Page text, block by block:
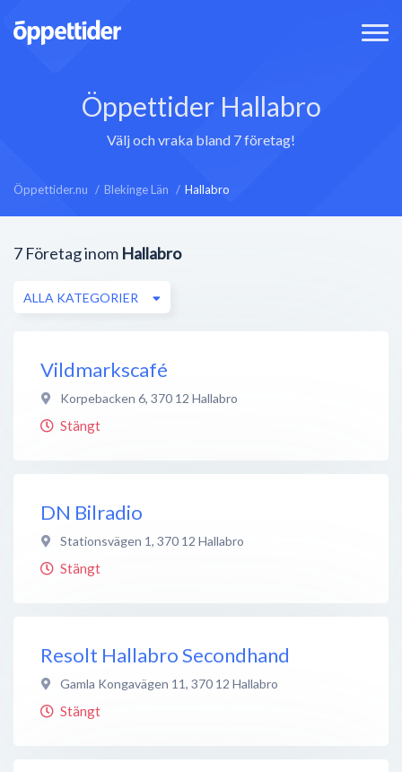
Öppettider Hallabro
Välj och vraka bland 7 företag!
Öppettider.nu Blekinge Län Hallabro
7 Företag inom Hallabro
ALLA KATEGORIER
Vildmarkscafé
Korpebacken 6, 370 12 Hallabro
Stängt
DN Bilradio
Stationsvägen 1, 370 12 Hallabro
Stängt
Resolt Hallabro Secondhand
Gamla Kongavägen 11, 370 12 Hallabro
Stängt